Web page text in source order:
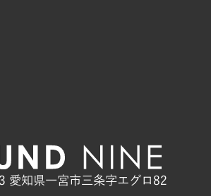
愛知県一宮市三条字エグロ82